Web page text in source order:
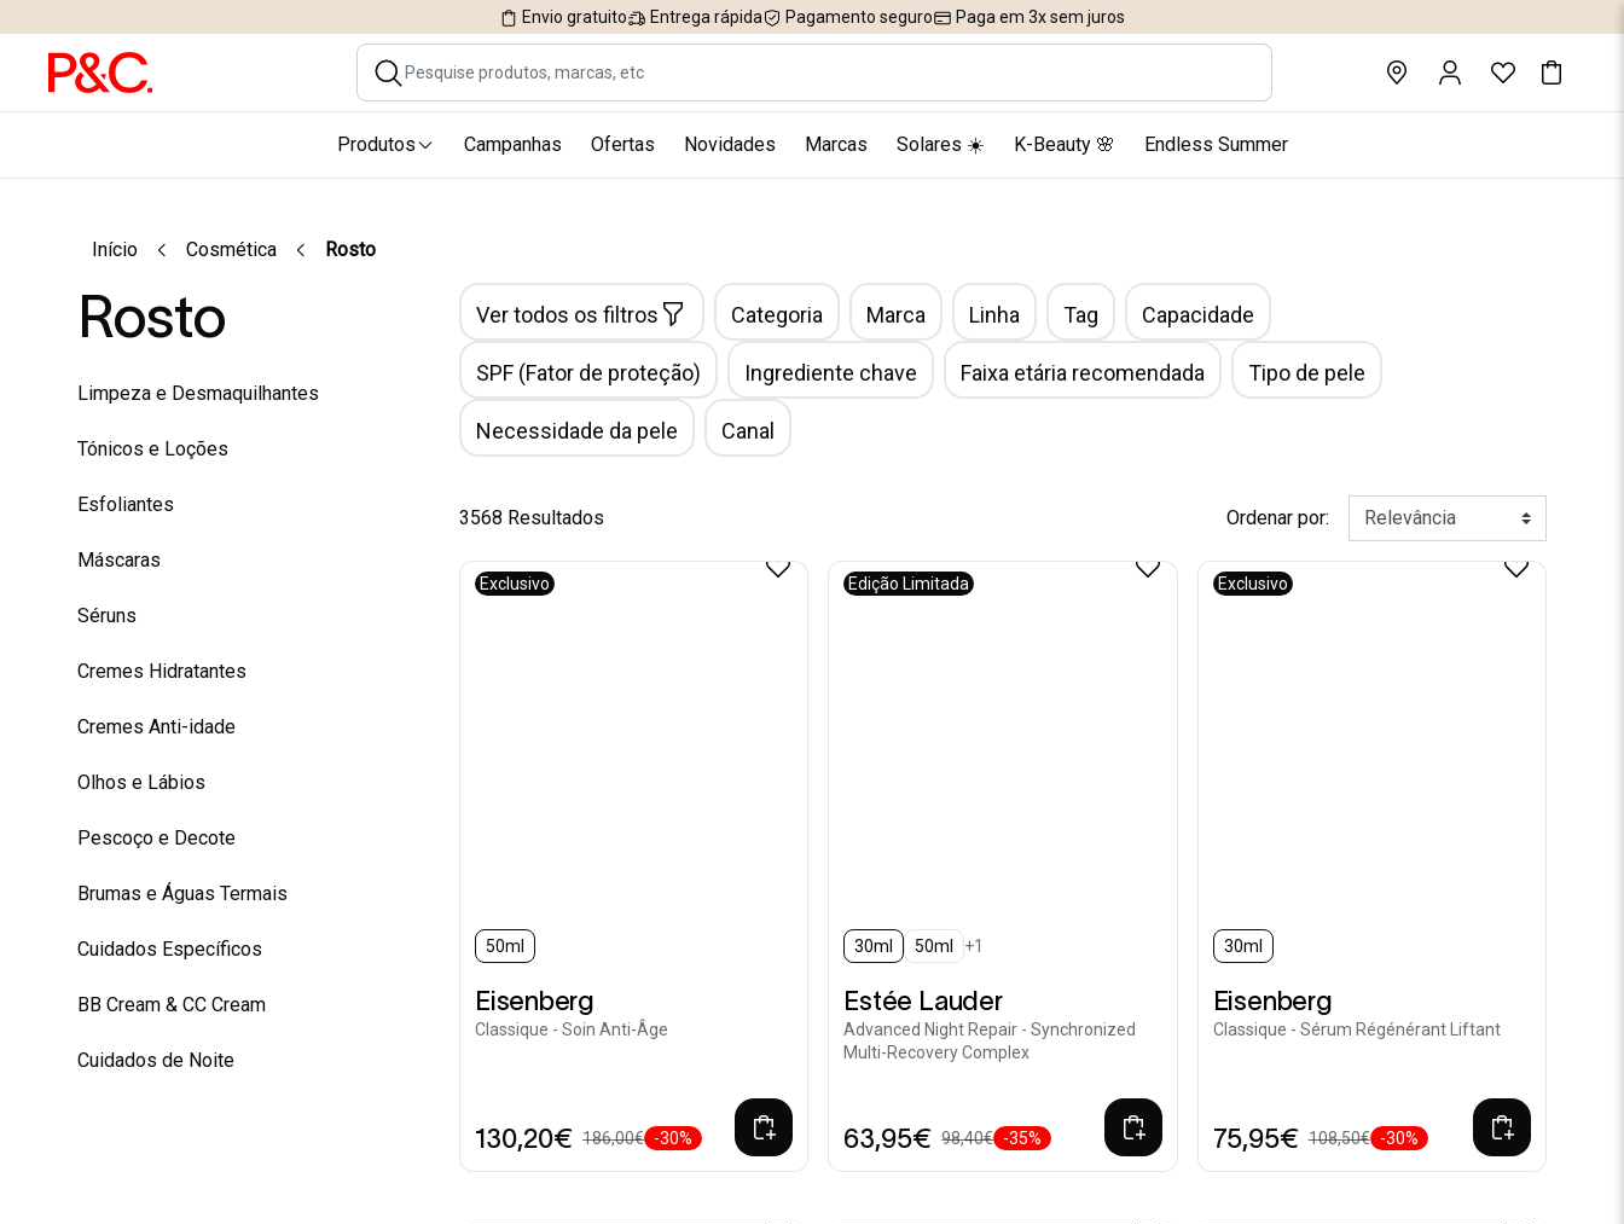
Envio gratuito Entrega rápida Pagamento seguro Paga em 3x sem juros
Produtos Campanhas Ofertas Novidades Marcas Solares ☀️ K-Beauty 🌸 Endless Summer
Início Cosmética Rosto
Rosto
Limpeza e Desmaquilhantes
Tónicos e Loções
Esfoliantes
Máscaras
Séruns
Cremes Hidratantes
Cremes Anti-idade
Olhos e Lábios
Pescoço e Decote
Brumas e Águas Termais
Cuidados Específicos
BB Cream & CC Cream
Cuidados de Noite
Ver todos os filtros Categoria Marca Linha Tag Capacidade
SPF (Fator de proteção) Ingrediente chave Faixa etária recomendada Tipo de pele
Necessidade da pele Canal
3568 Resultados Ordenar por:
Exclusivo
50ml
Eisenberg
Classique - Soin Anti-Âge
130,20€ 186,00€ -30%
Edição Limitada
30ml 50ml +1
Estée Lauder
Advanced Night Repair - Synchronized
Multi-Recovery Complex
63,95€ 98,40€ -35%
Exclusivo
30ml
Eisenberg
Classique - Sérum Régénérant Liftant
75,95€ 108,50€ -30%